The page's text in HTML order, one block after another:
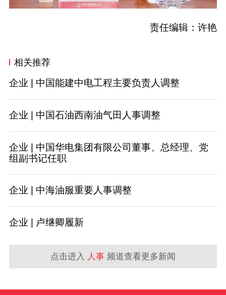
责任编辑：许艳
相关推荐
企业 | 中国能建中电工程主要负责人调整
企业 | 中国石油西南油气田人事调整
企业 | 中国华电集团有限公司董事、总经理、党
组副书记任职
企业 | 中海油服重要人事调整
企业 | 卢继卿履新
点击进入 人事 频道查看更多新闻